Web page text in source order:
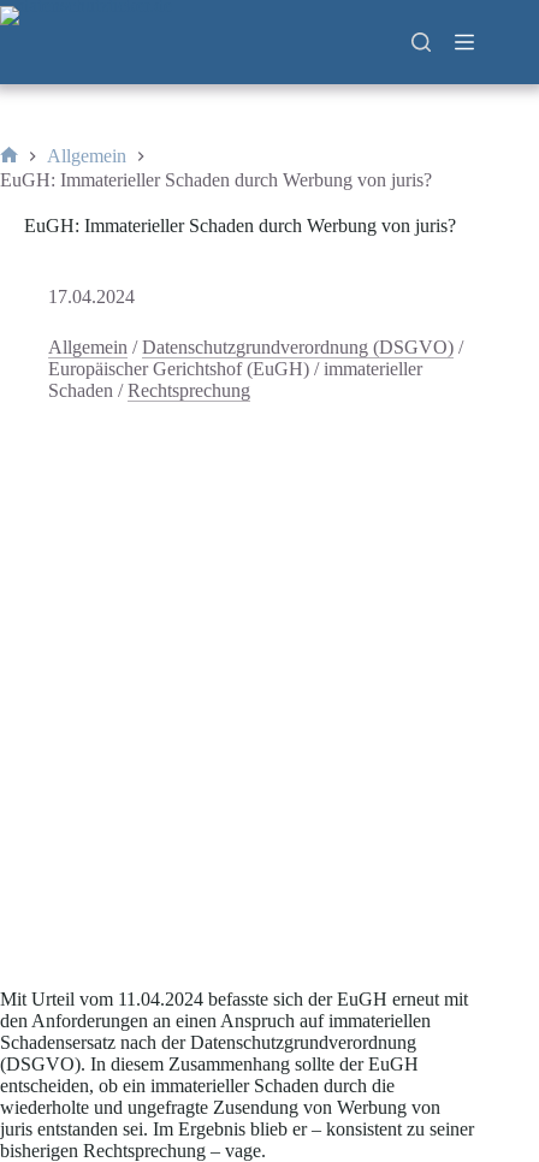
Zum
Inhalt
Start
Allgemein
EuGH: Immaterieller Schaden durch Werbung von juris?
EuGH: Immaterieller Schaden durch Werbung von juris?
17.04.2024
Allgemein /Datenschutzgrundverordnung (DSGVO) /
Europäischer Gerichtshof (EuGH) /immaterieller
Schaden /Rechtsprechung
Mit Urteil vom 11.04.2024 befasste sich der EuGH erneut mit
den Anforderungen an einen Anspruch auf immateriellen
Schadensersatz nach der Datenschutzgrundverordnung
(DSGVO). In diesem Zusammenhang sollte der EuGH
entscheiden, ob ein immaterieller Schaden durch die
wiederholte und ungefragte Zusendung von Werbung von
juris entstanden sei. Im Ergebnis blieb er – konsistent zu seiner
bisherigen Rechtsprechung – vage.